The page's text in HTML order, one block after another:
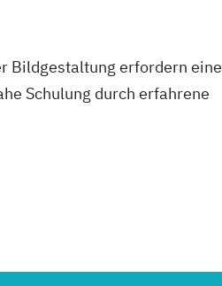
Bildgestaltung erfordern eine
Schulung durch erfahrene